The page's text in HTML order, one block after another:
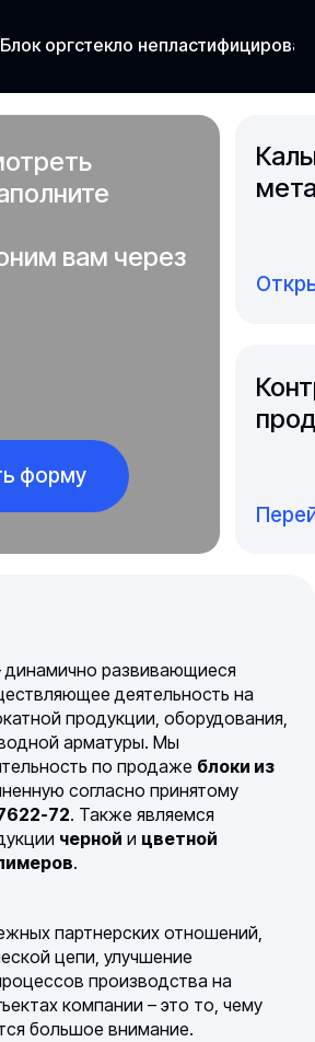
Блок оргстекло
вам через
форму
динамично развивающиеся
деятельность на
продукции, оборудования,
арматуры. Мы
по продаже блоки из
согласно принятому
72. Также являемся
черной и цветной
.
партнерских отношений,
цепи, улучшение
производства на
компании – это то, чему
большое внимание.